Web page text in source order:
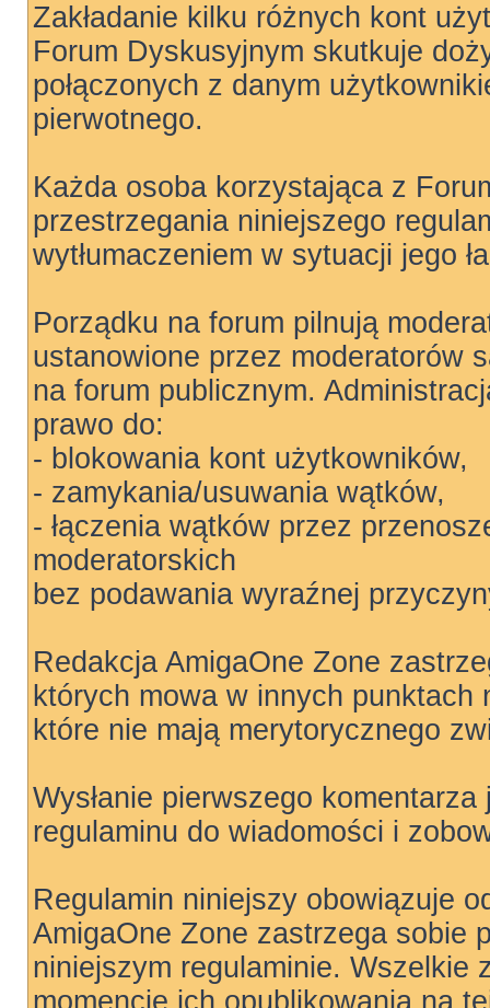
Zakładanie kilku różnych kont
Forum Dyskusyjnym skutkuje
połączonych z danym
pierwotnego.
Każda osoba korzystająca z
przestrzegania niniejszego
wytłumaczeniem w sytuacji jego
Porządku na forum pilnują
ustanowione przez moderatorów
na forum publicznym.
prawo do:
- blokowania kont użytkowników,
- zamykania/usuwania wątków,
- łączenia wątków przez
moderatorskich
bez podawania wyraźnej
Redakcja AmigaOne Zone
których mowa w innych
które nie mają merytorycznego
Wysłanie pierwszego
regulaminu do wiadomości i
Regulamin niniejszy obowiązuje
AmigaOne Zone zastrzega sobie
niniejszym regulaminie. Wszelkie
momencie ich opublikowania na